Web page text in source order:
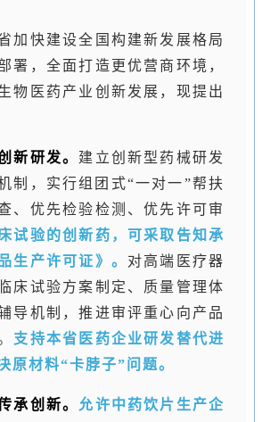
加快建设全国构建新发展格局
署，全面打造更优营商环境，
物医药产业创新发展，现提出
新研发。 建立创新型药械研发
制，实行组团式“一对一”帮扶
、优先检验检测、优先许可审
试验的创新药，可采取告知承
生产许可证》。 对高端医疗器
床试验方案制定、质量管理体
导机制，推进审评重心向产品
支持本省医药企业研发替代进
原材料“卡脖子”问题。
承创新。 允许中药饮片生产企